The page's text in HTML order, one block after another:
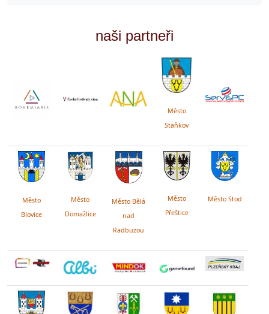
naši partneři
Město
Staňkov
Město
Blovice
Město
Domažlice
Město Bělá
nad
Radbuzou
Město
Přeštice
Město Stod